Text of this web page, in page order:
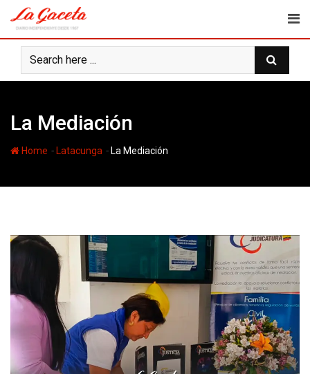
content
La Mediación
Home - Latacunga - La Mediación